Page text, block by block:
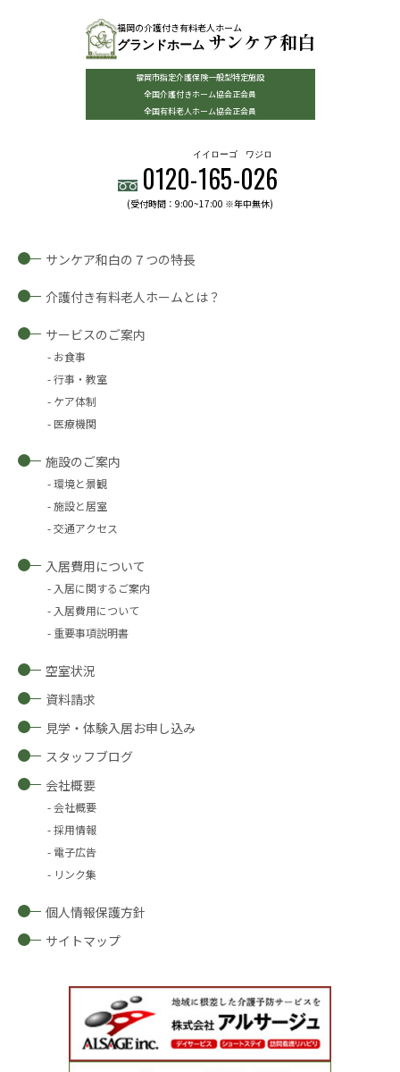
福岡の介護付き有料老人ホーム
グランドホーム サンケア和白
福岡市指定介護保険一般型特定施設
全国介護付きホーム協会正会員
全国有料老人ホーム協会正会員
0120-165
イイローゴ
-026
ワジロ
(受付時間：9:00~17:00 ※年中無休)
サンケア和白の７つの特長
介護付き有料老人ホームとは？
サービスのご案内
お食事
行事・教室
ケア体制
医療機関
施設のご案内
環境と景観
施設と居室
交通アクセス
入居費用について
入居に関するご案内
入居費用について
重要事項説明書
空室状況
資料請求
見学・体験入居お申し込み
スタッフブログ
会社概要
会社概要
採用情報
電子広告
リンク集
個人情報保護方針
サイトマップ